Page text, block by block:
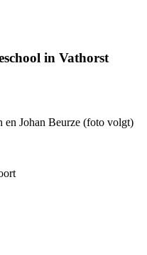
in Vathorst
en Johan Beurze (foto volgt)